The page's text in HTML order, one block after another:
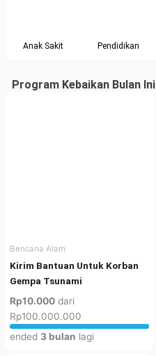
Anak Sakit Pendidikan
Program Kebaikan Bulan Ini
Bencana Alam
Kirim Bantuan Untuk Korban
Gempa Tsunami
Rp10.000 dari
Rp100.000.000
ended 3 bulan lagi